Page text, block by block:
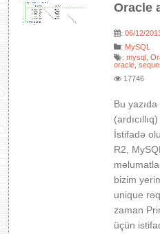
Oracle
:06/12/
: MySQL
:mysql ,
oracle ,
17746
Bu
İstifadə
R2,
bizim
unique
zaman
üçün